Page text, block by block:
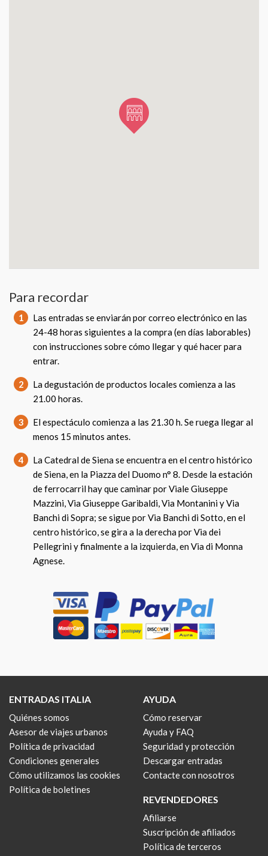
Para recordar
1
Las entradas se enviarán por correo electrónico en las
24-48 horas siguientes a la compra (en días laborables)
con instrucciones sobre cómo llegar y qué hacer para
entrar.
2
La degustación de productos locales comienza a las
21.00 horas.
3
El espectáculo comienza a las 21.30 h. Se ruega llegar al
menos 15 minutos antes.
4
La Catedral de Siena se encuentra en el centro histórico
de Siena, en la Piazza del Duomo n° 8. Desde la estación
de ferrocarril hay que caminar por Viale Giuseppe
Mazzini, Via Giuseppe Garibaldi, Via Montanini y Via
Banchi di Sopra; se sigue por Via Banchi di Sotto, en el
centro histórico, se gira a la derecha por Via dei
Pellegrini y finalmente a la izquierda, en Via di Monna
Agnese.
ENTRADAS ITALIA
Quiénes somos
Asesor de viajes urbanos
Política de privacidad
Condiciones generales
Cómo utilizamos las cookies
Política de boletines
AYUDA
Cómo reservar
Ayuda y FAQ
Seguridad y protección
Descargar entradas
Contacte con nosotros
REVENDEDORES
Afiliarse
Suscripción de afiliados
Política de terceros